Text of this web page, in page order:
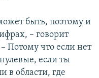
быть, поэтому и
– говорит
– Потому что если нет
если ты
в области, где